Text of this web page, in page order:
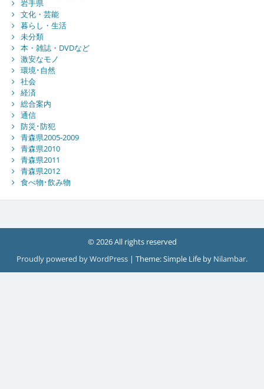
岩手県
文化・芸能
暮らし・生活
未分類
本・雑誌・DVDなど
激安なモノ
環境･自然
社会
経済
総合案内
通信
防災･防犯
青森県2005-2009
青森県2010
青森県2011
青森県2012
食べ物･飲み物
© 2026 All rights reserved
Proudly powered by WordPress | Theme: Simple Life by Nilambar.